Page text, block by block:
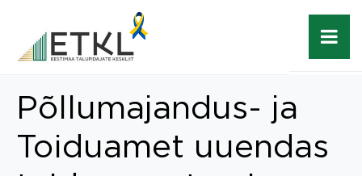
Põllumajandus- ja
Toiduamet uuendas